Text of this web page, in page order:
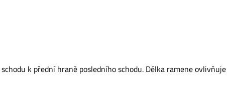
k přední hraně posledního schodu. Délka ramene ovlivňuje